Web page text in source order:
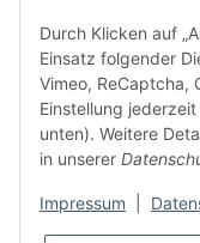
BAKO
Am Gielbrunnen 33
67304 Eisenberg
Telefon: +49 (6351)
Mail:info@bako.de
Durch Klicken auf
Einsatz folgender
Vimeo, ReCaptcha,
Einstellung
unten). Weitere
in unserer
Impressum